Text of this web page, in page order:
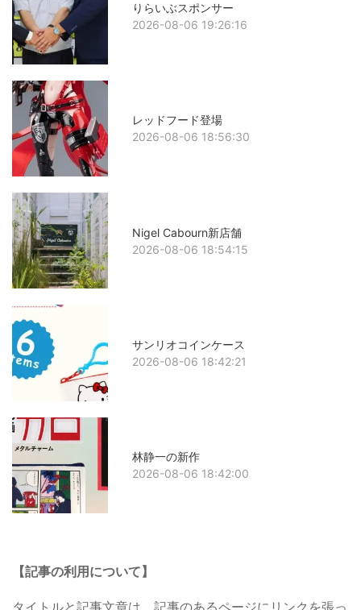
りらいぶスポンサー
2026-08-06 19:26:16
レッドフード登場
2026-08-06 18:56:30
Nigel Cabourn新店舗
2026-08-06 18:54:15
サンリオコインケース
2026-08-06 18:42:21
林静一の新作
2026-08-06 18:42:00
【記事の利用について】
タイトルと記事文章は、記事のあるページにリンクを張っ